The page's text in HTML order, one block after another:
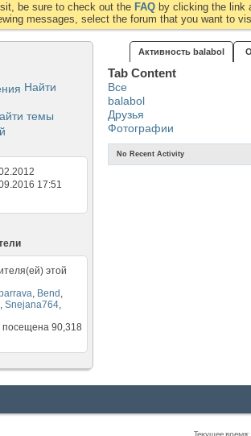
be sure to check out the FAQ by clicking the link
messages, select the forum that you want to
Найти
темы
17:51
этой
barrava, Bend ,
, Snejana764,
посещена 90,318
Активность balabol
Tab Content
Все
balabol
Друзья
Фотографии
No Recent Activity